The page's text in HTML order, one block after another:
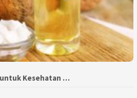
untuk Kesehatan …